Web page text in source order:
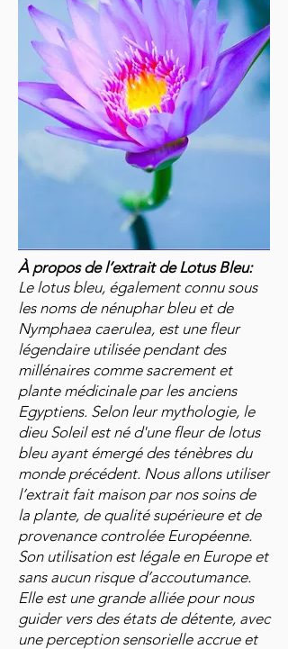
À propos de l’extrait de Lotus Bleu:
Le lotus bleu, également connu sous
les noms de nénuphar bleu et de
Nymphaea caerulea, est une fleur
légendaire utilisée pendant des
millénaires comme sacrement et
plante médicinale par les anciens
Egyptiens. Selon leur mythologie, le
dieu Soleil est né d'une fleur de lotus
bleu ayant émergé des ténèbres du
monde précédent. Nous allons utiliser
l’extrait fait maison par nos soins de
la plante, de qualité supérieure et de
provenance controlée Européenne.
Son utilisation est légale en Europe et
sans aucun risque d’accoutumance.
Elle est une grande alliée pour nous
guider vers des états de détente, avec
une perception sensorielle accrue et